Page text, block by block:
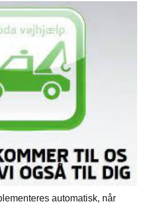
automatisk, når